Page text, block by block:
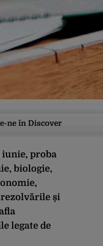
ne în Discover
iunie, proba
biologie,
și
legate de